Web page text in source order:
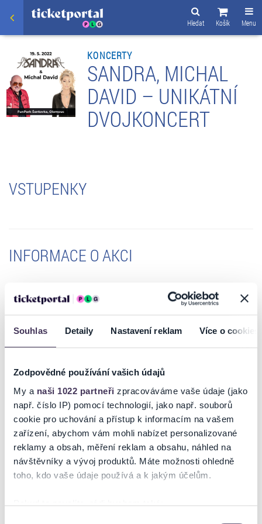
Souhlas Detaily Nastavení reklam Více o cookies
Zodpovědné používání vašich údajů
My a naši 1022 partneři zpracováváme vaše údaje (jako
např. číslo IP) pomocí technologií, jako např. souborů
cookie pro uchování a přístup k informacím na vašem
zařízení, abychom vám mohli nabízet personalizované
reklamy a obsah, měření reklam a obsahu, náhled na
návštěvníky a vývoj produktů. Máte možnosti ohledně
toho, kdo vaše údaje používá a k jakým účelům.
Pokud to povolíte, rádi bychom také:
Menu
Košík
Hledat
KONCERTY
SANDRA, MICHAL
DAVID – UNIKÁTNÍ
DVOJKONCERT
VSTUPENKY
INFORMACE O AKCI
Zaváděcí cena pro prvních 1000 vstupenek: pouze 849,- Kč
Ve čtvrtek 19.května 2022 se v Olomouci uskuteční unikátní
domácího diskotékového hitmakera Michala Davida.
hlavního domácího diskotékového hitmakera Michala Davida. Těšte
se na největší hity legendární Sandry, na kterých vyrůstala celá
generace. Společně s ní si můžete zazpívat písně, která dodnes
intenzivně hrají česká rádia. V rámci večera si užijete také známé
písničky českého krále popu Michala Davida, který ve FunParku
vystoupí se skupinou Kvatro.
Nenechte si ujít nezapomenutelnou retro party pod širým nebem!
Koncert proběhne ve venkovních prostorách před Galerií Šantovka.
Číst více
Ticketportal je zárukou pravosti vstupenek